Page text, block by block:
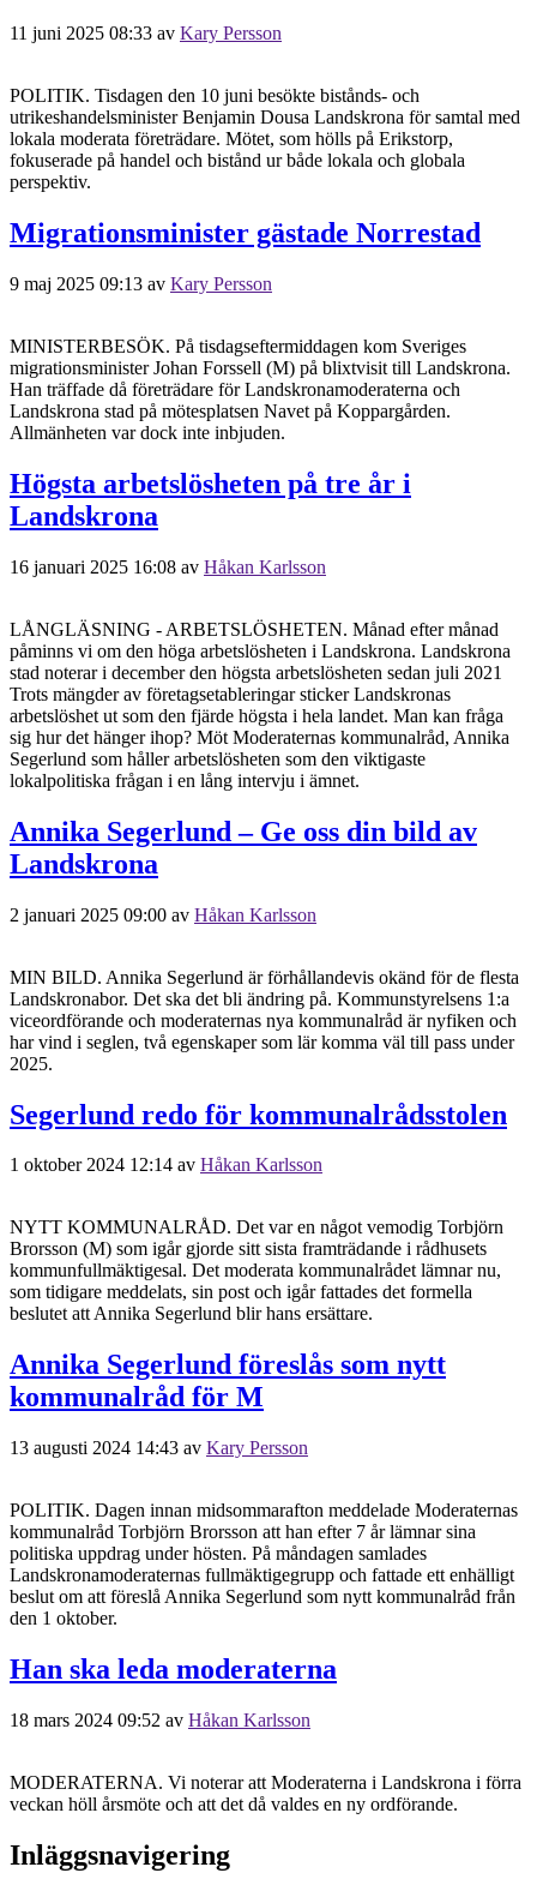
11 juni 2025 08:33 av Kary Persson
POLITIK. Tisdagen den 10 juni besökte bistånds- och
utrikeshandelsminister Benjamin Dousa Landskrona för samtal med
lokala moderata företrädare. Mötet, som hölls på Erikstorp,
fokuserade på handel och bistånd ur både lokala och globala
perspektiv.
Migrationsminister gästade Norrestad
9 maj 2025 09:13 av Kary Persson
MINISTERBESÖK. På tisdagseftermiddagen kom Sveriges
migrationsminister Johan Forssell (M) på blixtvisit till Landskrona.
Han träffade då företrädare för Landskronamoderaterna och
Landskrona stad på mötesplatsen Navet på Koppargården.
Allmänheten var dock inte inbjuden.
Högsta arbetslösheten på tre år i
Landskrona
16 januari 2025 16:08 av Håkan Karlsson
LÅNGLÄSNING - ARBETSLÖSHETEN. Månad efter månad
påminns vi om den höga arbetslösheten i Landskrona. Landskrona
stad noterar i december den högsta arbetslösheten sedan juli 2021
Trots mängder av företagsetableringar sticker Landskronas
arbetslöshet ut som den fjärde högsta i hela landet. Man kan fråga
sig hur det hänger ihop? Möt Moderaternas kommunalråd, Annika
Segerlund som håller arbetslösheten som den viktigaste
lokalpolitiska frågan i en lång intervju i ämnet.
Annika Segerlund – Ge oss din bild av
Landskrona
2 januari 2025 09:00 av Håkan Karlsson
MIN BILD. Annika Segerlund är förhållandevis okänd för de flesta
Landskronabor. Det ska det bli ändring på. Kommunstyrelsens 1:a
viceordförande och moderaternas nya kommunalråd är nyfiken och
har vind i seglen, två egenskaper som lär komma väl till pass under
2025.
Segerlund redo för kommunalrådsstolen
1 oktober 2024 12:14 av Håkan Karlsson
NYTT KOMMUNALRÅD. Det var en något vemodig Torbjörn
Brorsson (M) som igår gjorde sitt sista framträdande i rådhusets
kommunfullmäktigesal. Det moderata kommunalrådet lämnar nu,
som tidigare meddelats, sin post och igår fattades det formella
beslutet att Annika Segerlund blir hans ersättare.
Annika Segerlund föreslås som nytt
kommunalråd för M
13 augusti 2024 14:43 av Kary Persson
POLITIK. Dagen innan midsommarafton meddelade Moderaternas
kommunalråd Torbjörn Brorsson att han efter 7 år lämnar sina
politiska uppdrag under hösten. På måndagen samlades
Landskronamoderaternas fullmäktigegrupp och fattade ett enhälligt
beslut om att föreslå Annika Segerlund som nytt kommunalråd från
den 1 oktober.
Han ska leda moderaterna
18 mars 2024 09:52 av Håkan Karlsson
MODERATERNA. Vi noterar att Moderaterna i Landskrona i förra
veckan höll årsmöte och att det då valdes en ny ordförande.
Inläggsnavigering